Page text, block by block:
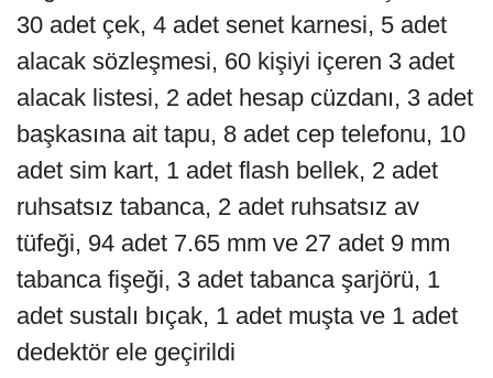
30 adet çek, 4 adet senet karnesi, 5 adet
alacak sözleşmesi, 60 kişiyi içeren 3 adet
alacak listesi, 2 adet hesap cüzdanı, 3 adet
başkasına ait tapu, 8 adet cep telefonu, 10
adet sim kart, 1 adet flash bellek, 2 adet
ruhsatsız tabanca, 2 adet ruhsatsız av
tüfeği, 94 adet 7.65 mm ve 27 adet 9 mm
tabanca fişeği, 3 adet tabanca şarjörü, 1
adet sustalı bıçak, 1 adet muşta ve 1 adet
dedektör ele geçirildi